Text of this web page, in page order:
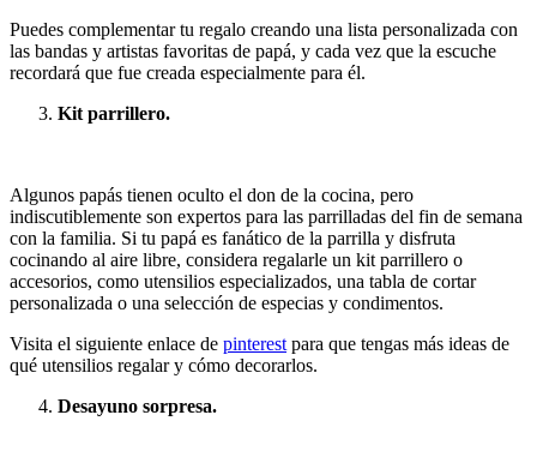
Puedes complementar tu regalo creando una lista personalizada con
las bandas y artistas favoritas de papá, y cada vez que la escuche
recordará que fue creada especialmente para él.
Kit parrillero.
Algunos papás tienen oculto el don de la cocina, pero
indiscutiblemente son expertos para las parrilladas del fin de semana
con la familia. Si tu papá es fanático de la parrilla y disfruta
cocinando al aire libre, considera regalarle un kit parrillero o
accesorios, como utensilios especializados, una tabla de cortar
personalizada o una selección de especias y condimentos.
Visita el siguiente enlace de pinterest para que tengas más ideas de
qué utensilios regalar y cómo decorarlos.
Desayuno sorpresa.